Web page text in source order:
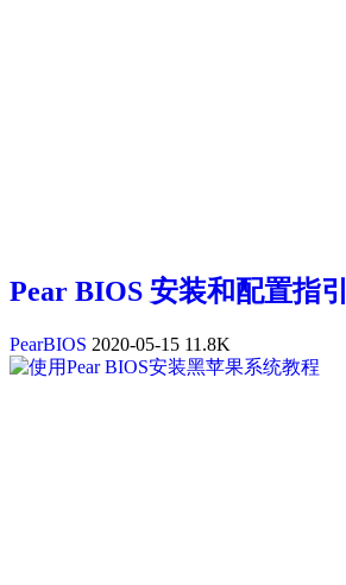
Pear BIOS 安装和配置指引
PearBIOS 2020-05-15 11.8K